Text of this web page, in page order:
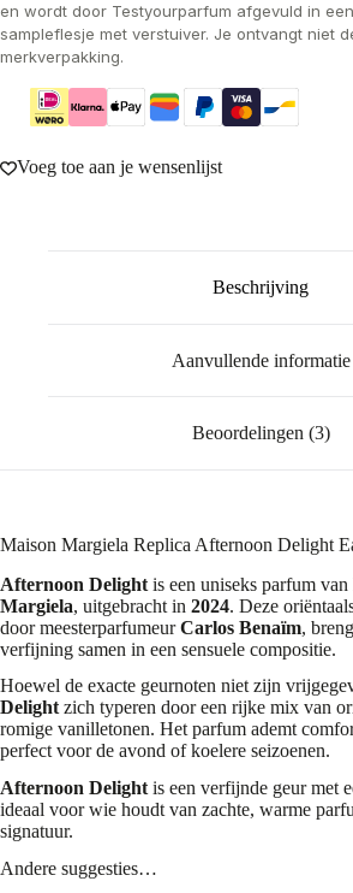
en wordt door Testyourparfum afgevuld in
sampleflesje met verstuiver. Je ontvangt niet
merkverpakking.
Voeg toe aan je wensenlijst
Beschrijving
Aanvullende informatie
Beoordelingen (3)
Maison Margiela Replica Afternoon Delight
Afternoon Delight is een uniseks parfum van
Margiela, uitgebracht in 2024. Deze
door meesterparfumeurCarlos Benaïm,
verfijning samen in een sensuele compositie.
Hoewel de exacte geurnoten niet zijn
Delightzich typeren door een rijke mix van
romige vanilletonen. Het parfum ademt
perfect voor de avond of koelere seizoenen.
Afternoon Delight is een verfijnde geur met
ideaal voor wie houdt van zachte, warme
signatuur.
Andere suggesties…